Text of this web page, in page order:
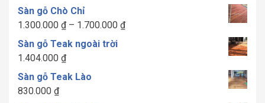
Sàn gỗ Chò Chỉ
1.300.000 ₫ – 1.700.000 ₫Khoảng
Sàn gỗ Teak ngoài trời
1.404.000 ₫
Sàn gỗ Teak Lào
830.000 ₫